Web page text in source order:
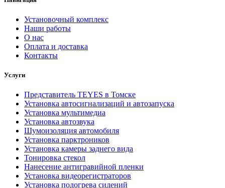
Установочный комплекс
Наши работы
О нас
Оплата и доставка
Контакты
Услуги
Представитель TEYES в Томске
Установка автосигнализаций и автозапуска
Установка мультимедиа
Установка автозвука
Шумоизоляция автомобиля
Установка парктроников
Установка камеры заднего вида
Тонировка стекол
Нанесение антигравийной пленки
Установка видеорегистраторов
Установка подогрева сидений